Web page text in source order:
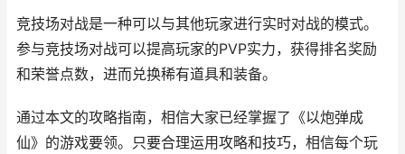
竞技场对战是一种可以与其他玩家进行实时对战的模式。
参与竞技场对战可以提高玩家的PVP实力，获得排名奖励
和荣誉点数，进而兑换稀有道具和装备。
通过本文的攻略指南，相信大家已经掌握了《以炮弹成
仙》的游戏要领。只要合理运用攻略和技巧，相信每个玩